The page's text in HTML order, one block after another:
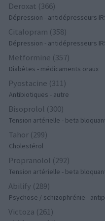
Deroxat (366)
Dépression - antidépresseurs
Citalopram (358)
Dépression - antidépresseurs
Metformine (357)
Diabètes - médicaments oraux
Pyostacine (311)
Antibiotiques - autre
Bisoprolol (300)
Tension artérielle - beta
Tahor (299)
Cholestérol
Propranolol (292)
Tension artérielle - beta
Abilify (289)
Psychose / schizophrénie -
Victoza (261)